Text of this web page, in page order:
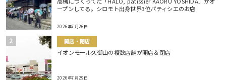
ープンしてる。シロモト出身世界3位パティシエのお店
2026年7月26日
開店・閉店
イオンモール久御山の複数店舗が開店＆閉店
2026年7月29日